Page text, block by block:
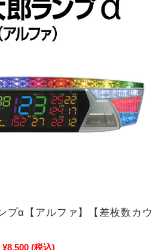
プα【アルファ】【差枚数カウ
¥8,500 (税込)